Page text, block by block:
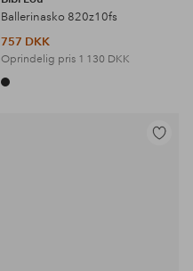
Ballerinasko 820z10fs
757 DKK
Oprindelig pris 1 130 DKK
Tilføj